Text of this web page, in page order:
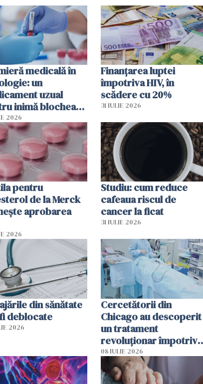
medicală în
un
uzual
inimă blochează
celulelor
2026
Finanțarea luptei
împotriva HIV, în
scădere cu 20%
31 IULIE 2026
pentru
de la Merck
aprobarea
2026
Studiu: cum reduce
cafeaua riscul de
cancer la ficat
31 IULIE 2026
din sănătate
deblocate
2026
Cercetătorii din
Chicago au descoperit
un tratament
revoluționar împotriva
cancerului. Sunt
folosite chiar bacteriile
tumorale
08 IULIE 2026